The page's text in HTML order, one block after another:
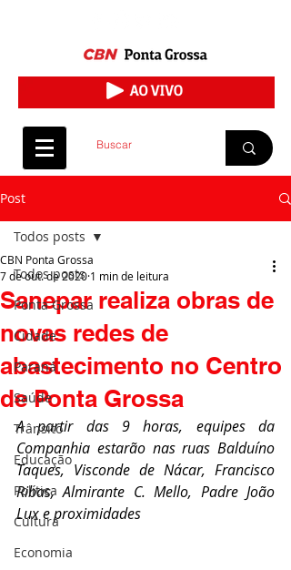
Post
Todos posts
Ponta Grossa
Cidade
Paraná
Saúde
Trânsito
Educação
Política
Cultura
Economia
Todos posts
Sanepar realiza obras de
novas redes de
abastecimento no Centro
de Ponta Grossa
CBN Ponta Grossa
7 de out. de 2020 1 min de leitura
A partir das 9 horas, equipes da
Companhia estarão nas ruas Balduíno
Taques, Visconde de Nácar, Francisco
Ribas, Almirante C. Mello, Padre João
Lux e proximidades